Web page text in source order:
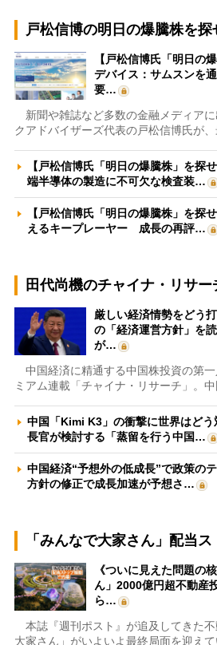
戸松信博の明日の爆騰株を探
【戸松信博氏「明日の
デバイス：サムスンを
要…
新聞や雑誌など多数の金融メディア
クアドバイザーズ代表の戸松信博氏が、
【戸松信博氏「明日の爆騰株」を探
端半導体の製造に不可欠な検査装…
【戸松信博氏「明日の爆騰株」を探
えるキープレーヤー 成長の再評…
田代尚機のチャイナ・リサー
厳しい経済情勢をどう
の「経済運営方針」を
が…
中国経済に精通する中国株投資の第
ミアム連載「チャイナ・リサーチ」。中
中国「Kimi K3」の衝撃に世界はど
長官が検討する「蒸留を行う中国…
中国経済“予想外の低成長”で政策の
方針の修正で成長加速が予想さ…
「みんなで大家さん」配当
《ついに見えた問題の
ん」2000億円超不動産
ら…
本誌『週刊ポスト』が追及してきた
大家さん」がいよいよ最終局面を迎えて